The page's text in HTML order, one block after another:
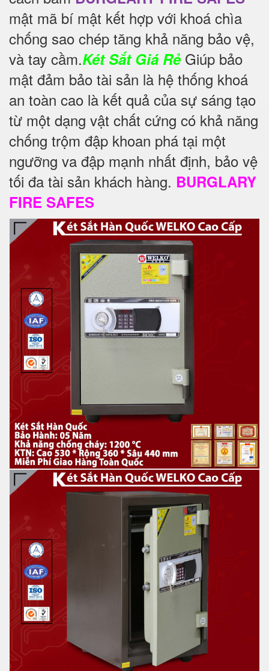
mật mã bí mật kết hợp với khoá chìa
chống sao chép tăng khả năng bảo vệ,
và tay cầm.Két Sắt Giá RẻGiúp bảo
mật đảm bảo tài sản là hệ thống khoá
an toàn cao là kết quả của sự sáng tạo
từ một dạng vật chất cứng có khả năng
chống trộm đập khoan phá tại một
ngưỡng va đập mạnh nhất định, bảo vệ
tối đa tài sản khách hàng. BURGLARY
FIRE SAFES